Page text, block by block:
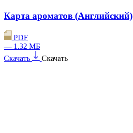
Карта ароматов (Английский)
PDF
— 1.32 МБ
Скачать
Скачать